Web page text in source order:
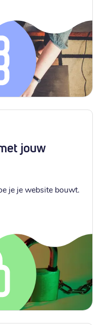
jouw
je je website bouwt.